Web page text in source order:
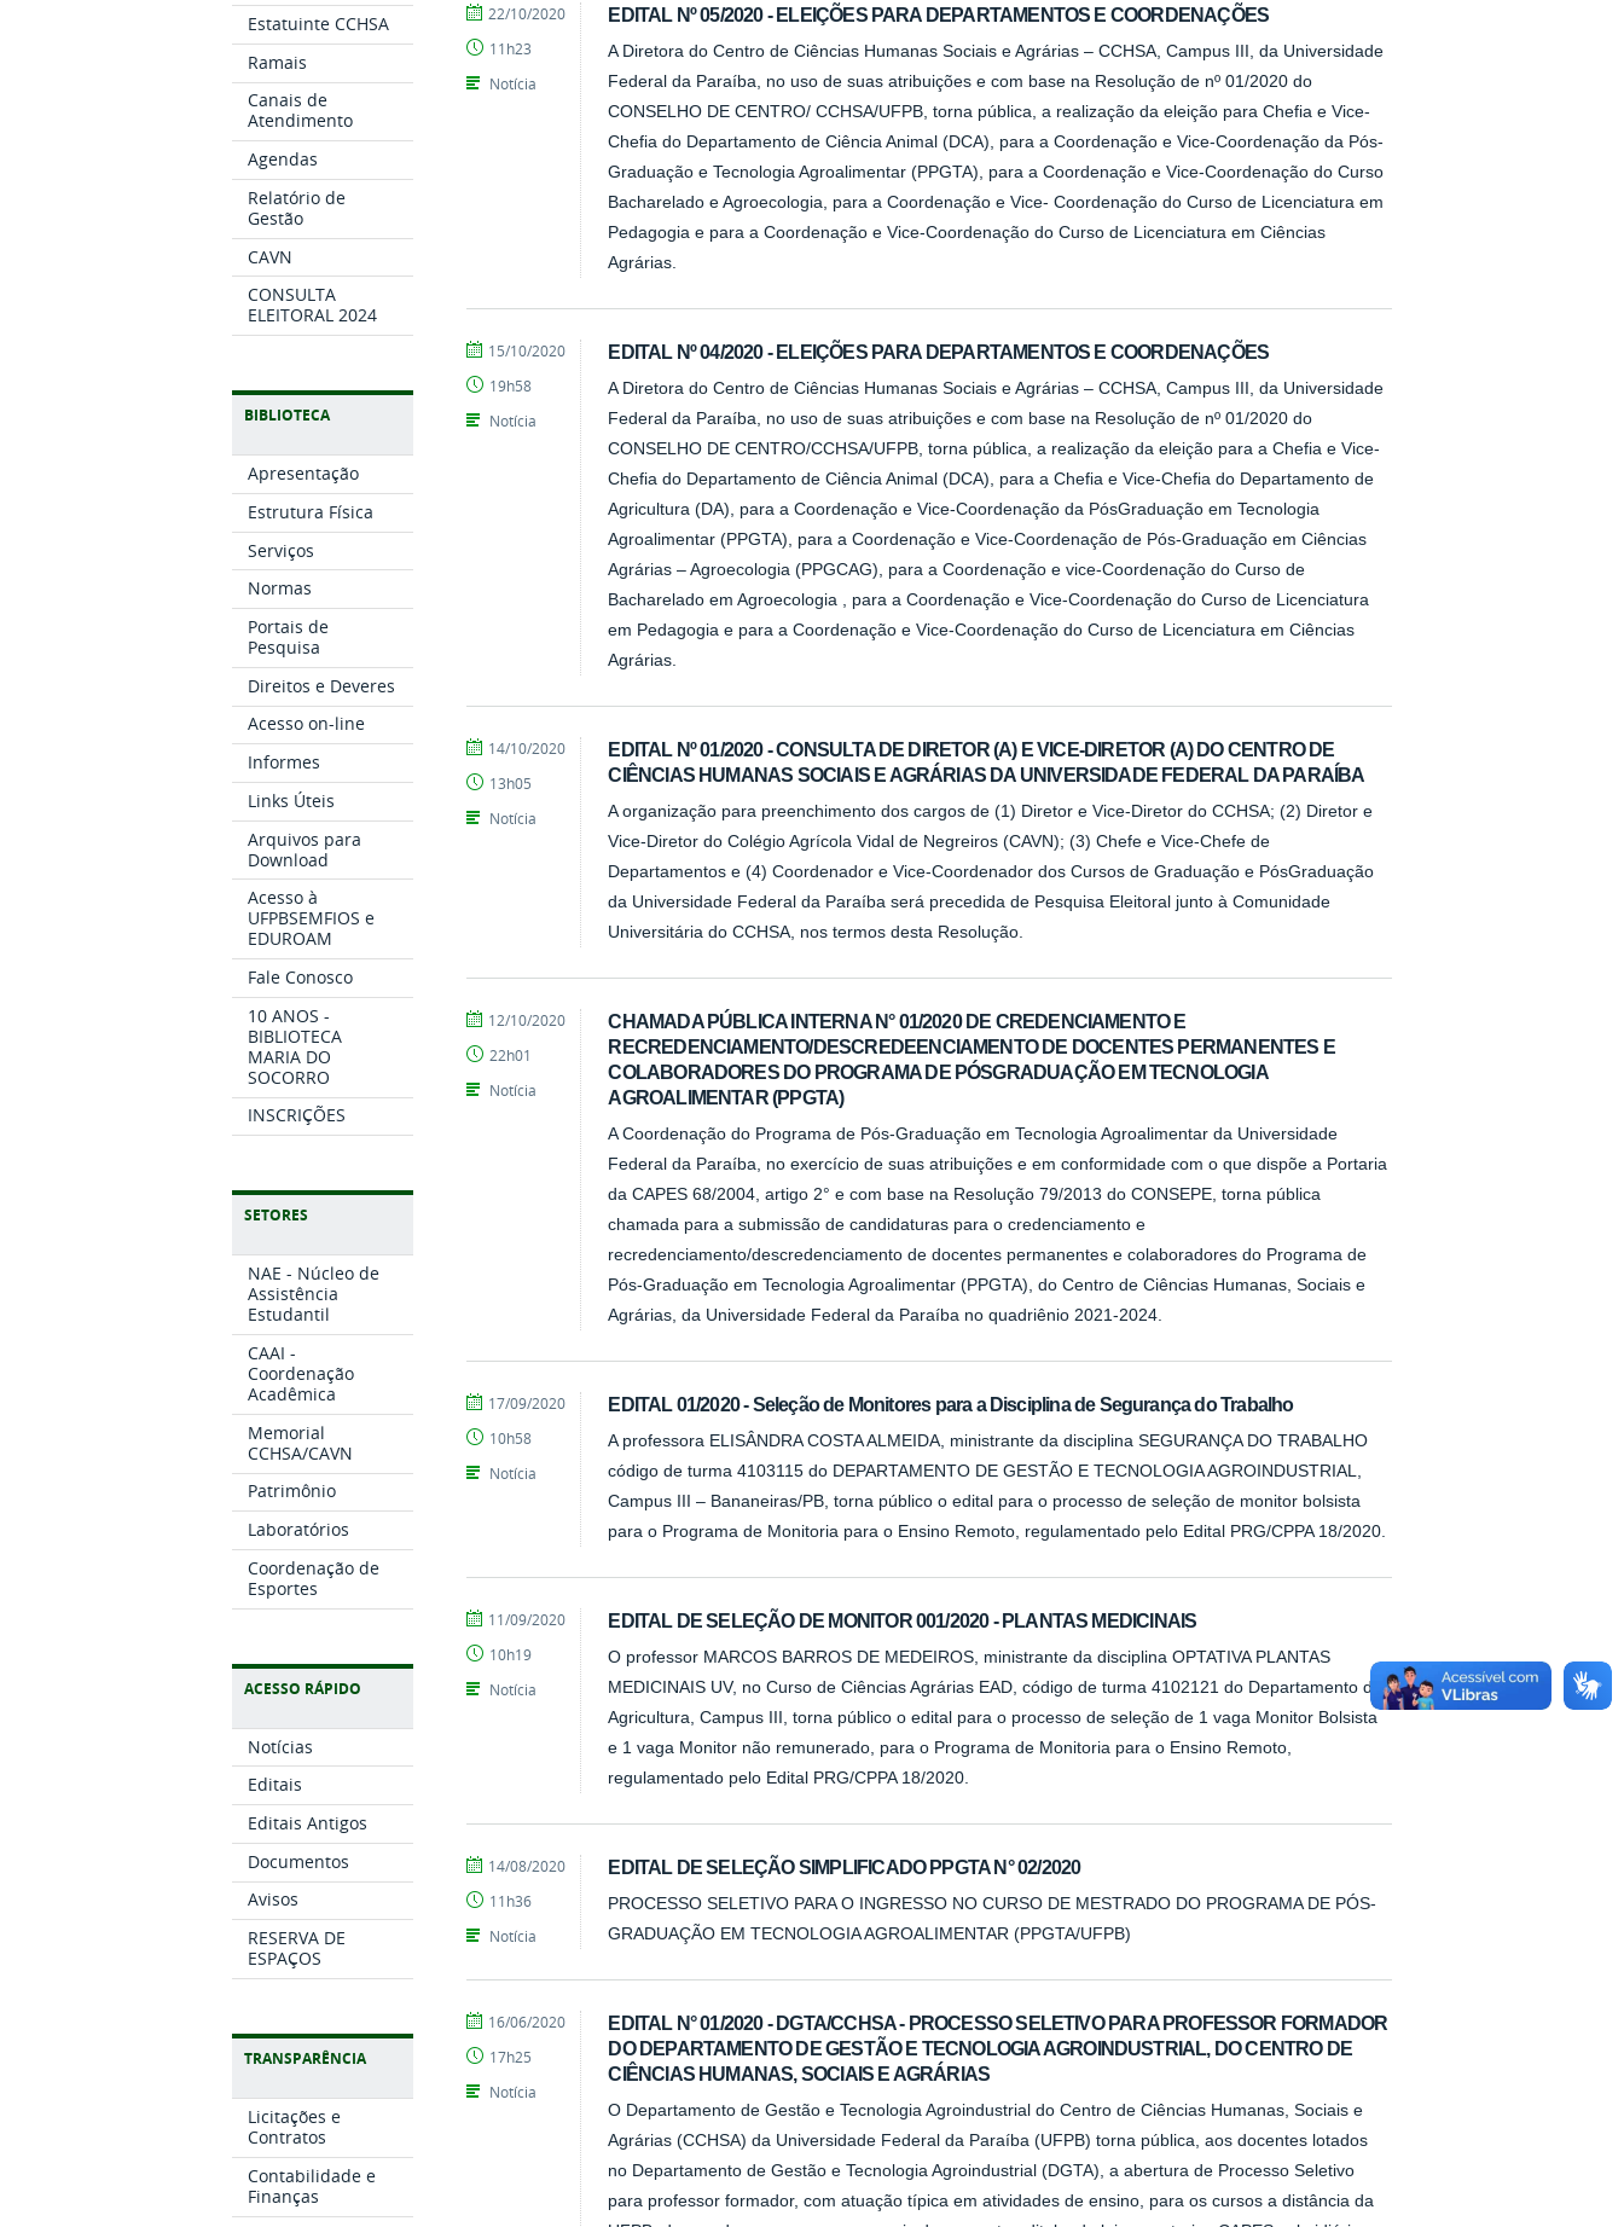
Estatuinte CCHSA
Ramais
Canais de
Atendimento
Agendas
Relatório de
Gestão
CAVN
CONSULTA
ELEITORAL 2024
BIBLIOTECA
Apresentação
Estrutura Física
Serviços
Normas
Portais de
Pesquisa
Direitos e Deveres
Acesso on-line
Informes
Links Úteis
Arquivos para
Download
Acesso à
UFPBSEMFIOS e
EDUROAM
Fale Conosco
10 ANOS -
BIBLIOTECA
MARIA DO
SOCORRO
INSCRIÇÕES
SETORES
NAE - Núcleo de
Assistência
Estudantil
CAAI -
Coordenação
Acadêmica
Memorial
CCHSA/CAVN
Patrimônio
Laboratórios
Coordenação de
Esportes
ACESSO RÁPIDO
Notícias
Editais
Editais Antigos
Documentos
Avisos
RESERVA DE
ESPAÇOS
TRANSPARÊNCIA
Licitações e
Contratos
Contabilidade e
Finanças
EDITAL Nº 05/2020 - ELEIÇÕES PARA DEPARTAMENTOS E COORDENAÇÕES
A Diretora do Centro de Ciências Humanas Sociais e Agrárias – CCHSA, Campus III, da Universidade
Federal da Paraíba, no uso de suas atribuições e com base na Resolução de nº 01/2020 do
CONSELHO DE CENTRO/ CCHSA/UFPB, torna pública, a realização da eleição para Chefia e Vice-
Chefia do Departamento de Ciência Animal (DCA), para a Coordenação e Vice-Coordenação da Pós-
Graduação e Tecnologia Agroalimentar (PPGTA), para a Coordenação e Vice-Coordenação do Curso
Bacharelado e Agroecologia, para a Coordenação e Vice- Coordenação do Curso de Licenciatura em
Pedagogia e para a Coordenação e Vice-Coordenação do Curso de Licenciatura em Ciências
Agrárias.
por
publicado
22/10/2020
11h23
Notícia
EDITAL Nº 04/2020 - ELEIÇÕES PARA DEPARTAMENTOS E COORDENAÇÕES
A Diretora do Centro de Ciências Humanas Sociais e Agrárias – CCHSA, Campus III, da Universidade
Federal da Paraíba, no uso de suas atribuições e com base na Resolução de nº 01/2020 do
CONSELHO DE CENTRO/CCHSA/UFPB, torna pública, a realização da eleição para a Chefia e Vice-
Chefia do Departamento de Ciência Animal (DCA), para a Chefia e Vice-Chefia do Departamento de
Agricultura (DA), para a Coordenação e Vice-Coordenação da PósGraduação em Tecnologia
Agroalimentar (PPGTA), para a Coordenação e Vice-Coordenação de Pós-Graduação em Ciências
Agrárias – Agroecologia (PPGCAG), para a Coordenação e vice-Coordenação do Curso de
Bacharelado em Agroecologia , para a Coordenação e Vice-Coordenação do Curso de Licenciatura
em Pedagogia e para a Coordenação e Vice-Coordenação do Curso de Licenciatura em Ciências
Agrárias.
por
publicado
15/10/2020
19h58
Notícia
EDITAL Nº 01/2020 - CONSULTA DE DIRETOR (A) E VICE-DIRETOR (A) DO CENTRO DE
CIÊNCIAS HUMANAS SOCIAIS E AGRÁRIAS DA UNIVERSIDADE FEDERAL DA PARAÍBA
A organização para preenchimento dos cargos de (1) Diretor e Vice-Diretor do CCHSA; (2) Diretor e
Vice-Diretor do Colégio Agrícola Vidal de Negreiros (CAVN); (3) Chefe e Vice-Chefe de
Departamentos e (4) Coordenador e Vice-Coordenador dos Cursos de Graduação e PósGraduação
da Universidade Federal da Paraíba será precedida de Pesquisa Eleitoral junto à Comunidade
Universitária do CCHSA, nos termos desta Resolução.
por
publicado
14/10/2020
13h05
Notícia
CHAMADA PÚBLICA INTERNA N° 01/2020 DE CREDENCIAMENTO E
RECREDENCIAMENTO/DESCREDEENCIAMENTO DE DOCENTES PERMANENTES E
COLABORADORES DO PROGRAMA DE PÓSGRADUAÇÃO EM TECNOLOGIA
AGROALIMENTAR (PPGTA)
A Coordenação do Programa de Pós-Graduação em Tecnologia Agroalimentar da Universidade
Federal da Paraíba, no exercício de suas atribuições e em conformidade com o que dispõe a Portaria
da CAPES 68/2004, artigo 2° e com base na Resolução 79/2013 do CONSEPE, torna pública
chamada para a submissão de candidaturas para o credenciamento e
recredenciamento/descredenciamento de docentes permanentes e colaboradores do Programa de
Pós-Graduação em Tecnologia Agroalimentar (PPGTA), do Centro de Ciências Humanas, Sociais e
Agrárias, da Universidade Federal da Paraíba no quadriênio 2021-2024.
por
publicado
12/10/2020
22h01
Notícia
EDITAL 01/2020 - Seleção de Monitores para a Disciplina de Segurança do Trabalho
A professora ELISÂNDRA COSTA ALMEIDA, ministrante da disciplina SEGURANÇA DO TRABALHO
código de turma 4103115 do DEPARTAMENTO DE GESTÃO E TECNOLOGIA AGROINDUSTRIAL,
Campus III – Bananeiras/PB, torna público o edital para o processo de seleção de monitor bolsista
para o Programa de Monitoria para o Ensino Remoto, regulamentado pelo Edital PRG/CPPA 18/2020.
por
publicado
17/09/2020
10h58
Notícia
EDITAL DE SELEÇÃO DE MONITOR 001/2020 - PLANTAS MEDICINAIS
O professor MARCOS BARROS DE MEDEIROS, ministrante da disciplina OPTATIVA PLANTAS
MEDICINAIS UV, no Curso de Ciências Agrárias EAD, código de turma 4102121 do Departamento de
Agricultura, Campus III, torna público o edital para o processo de seleção de 1 vaga Monitor Bolsista
e 1 vaga Monitor não remunerado, para o Programa de Monitoria para o Ensino Remoto,
regulamentado pelo Edital PRG/CPPA 18/2020.
por
publicado
11/09/2020
10h19
Notícia
EDITAL DE SELEÇÃO SIMPLIFICADO PPGTA N° 02/2020
PROCESSO SELETIVO PARA O INGRESSO NO CURSO DE MESTRADO DO PROGRAMA DE PÓS-
GRADUAÇÃO EM TECNOLOGIA AGROALIMENTAR (PPGTA/UFPB)
por
publicado
14/08/2020
11h36
Notícia
EDITAL N° 01/2020 - DGTA/CCHSA - PROCESSO SELETIVO PARA PROFESSOR FORMADOR
DO DEPARTAMENTO DE GESTÃO E TECNOLOGIA AGROINDUSTRIAL, DO CENTRO DE
CIÊNCIAS HUMANAS, SOCIAIS E AGRÁRIAS
O Departamento de Gestão e Tecnologia Agroindustrial do Centro de Ciências Humanas, Sociais e
Agrárias (CCHSA) da Universidade Federal da Paraíba (UFPB) torna pública, aos docentes lotados
no Departamento de Gestão e Tecnologia Agroindustrial (DGTA), a abertura de Processo Seletivo
para professor formador, com atuação típica em atividades de ensino, para os cursos a distância da
por
publicado
16/06/2020
17h25
Notícia